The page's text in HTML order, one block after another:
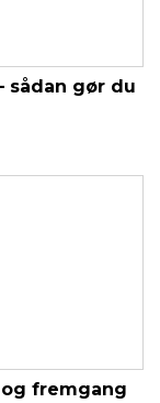
sådan gør du
fremgang